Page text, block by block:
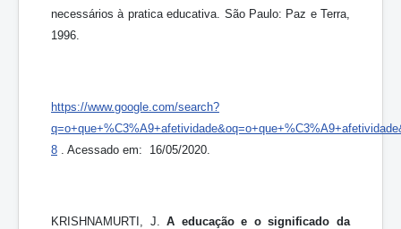
necessários à pratica educativa. São Paulo: Paz e Terra,
1996.
https://www.google.com/search?
8 . Acessado em: 16/05/2020.
KRISHNAMURTI, J.A educação e o significado da